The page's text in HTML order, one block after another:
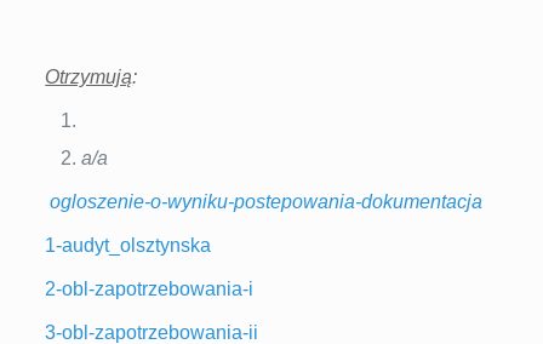
Otrzymują:
a/a
ogloszenie-o-wyniku-postepowania-dokumentacja
1-audyt_olsztynska
2-obl-zapotrzebowania-i
3-obl-zapotrzebowania-ii